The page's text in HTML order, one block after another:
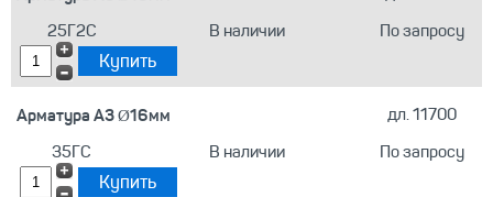
25Г2С
В наличии По запросу
Арматура А3 Ø16мм
дл. 11700
35ГС
В наличии По запросу